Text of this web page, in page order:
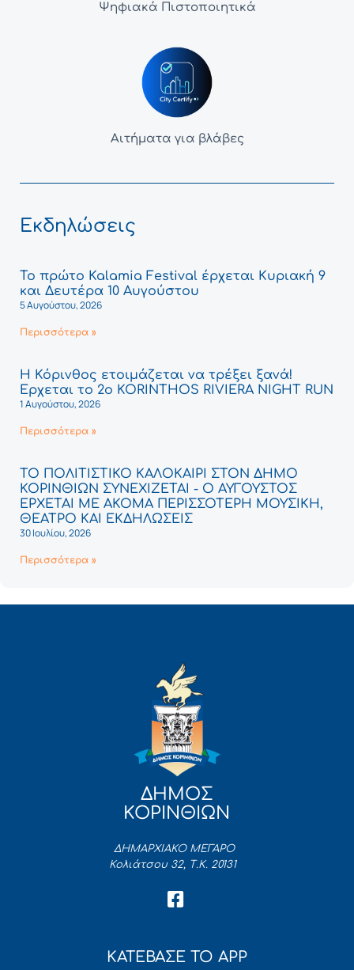
Ψηφιακά Πιστοποιητικά
Αιτήματα για βλάβες
Εκδηλώσεις
Το πρώτο Kalamia Festival έρχεται Κυριακή 9
και Δευτέρα 10 Αυγούστου
5 Αυγούστου, 2026
Περισσότερα »
Η Κόρινθος ετοιμάζεται να τρέξει ξανά!
Έρχεται το 2ο KORINTHOS RIVIERA NIGHT RUN
1 Αυγούστου, 2026
Περισσότερα »
ΤΟ ΠΟΛΙΤΙΣΤΙΚΟ ΚΑΛΟΚΑΙΡΙ ΣΤΟΝ ΔΗΜΟ
ΚΟΡΙΝΘΙΩΝ ΣΥΝΕΧΙΖΕΤΑΙ - Ο ΑΥΓΟΥΣΤΟΣ
ΕΡΧΕΤΑΙ ΜΕ ΑΚΟΜΑ ΠΕΡΙΣΣΟΤΕΡΗ ΜΟΥΣΙΚΗ,
ΘΕΑΤΡΟ ΚΑΙ ΕΚΔΗΛΩΣΕΙΣ
30 Ιουλίου, 2026
Περισσότερα »
ΔΗΜΟΣ
ΚΟΡΙΝΘΙΩΝ
ΔΗΜΑΡΧΙΑΚΟ ΜΕΓΑΡΟ
Κολιάτσου 32, Τ.Κ. 20131
ΚΑΤΕΒΑΣΕ ΤΟ APP